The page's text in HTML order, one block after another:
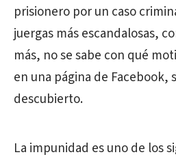
prisionero por un caso
juergas más escandalosas,
más, no se sabe con qué
en una página de Facebook,
descubierto.
La impunidad es uno de los